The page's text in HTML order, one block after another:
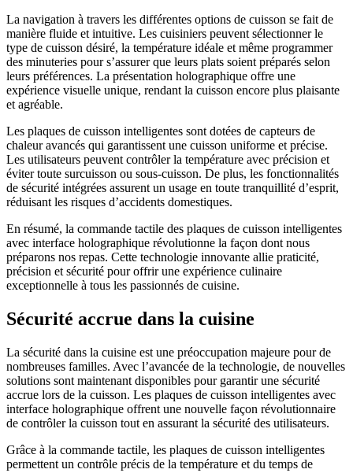
La navigation à travers les différentes options de cuisson se fait de
manière fluide et intuitive. Les cuisiniers peuvent sélectionner le
type de cuisson désiré, la température idéale et même programmer
des minuteries pour s’assurer que leurs plats soient préparés selon
leurs préférences. La présentation holographique offre une
expérience visuelle unique, rendant la cuisson encore plus plaisante
et agréable.
Les plaques de cuisson intelligentes sont dotées de capteurs de
chaleur avancés qui garantissent une cuisson uniforme et précise.
Les utilisateurs peuvent contrôler la température avec précision et
éviter toute surcuisson ou sous-cuisson. De plus, les fonctionnalités
de sécurité intégrées assurent un usage en toute tranquillité d’esprit,
réduisant les risques d’accidents domestiques.
En résumé, la commande tactile des plaques de cuisson intelligentes
avec interface holographique révolutionne la façon dont nous
préparons nos repas. Cette technologie innovante allie praticité,
précision et sécurité pour offrir une expérience culinaire
exceptionnelle à tous les passionnés de cuisine.
Sécurité accrue dans la cuisine
La sécurité dans la cuisine est une préoccupation majeure pour de
nombreuses familles. Avec l’avancée de la technologie, de nouvelles
solutions sont maintenant disponibles pour garantir une sécurité
accrue lors de la cuisson. Les plaques de cuisson intelligentes avec
interface holographique offrent une nouvelle façon révolutionnaire
de contrôler la cuisson tout en assurant la sécurité des utilisateurs.
Grâce à la commande tactile, les plaques de cuisson intelligentes
permettent un contrôle précis de la température et du temps de